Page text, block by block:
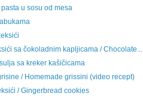
u sosu od mesa
sa čokoladnim kapljicama / Chocolate...
sa kreker kašičicama
/ Homemade grissini (video recept)
/ Gingerbread cookies